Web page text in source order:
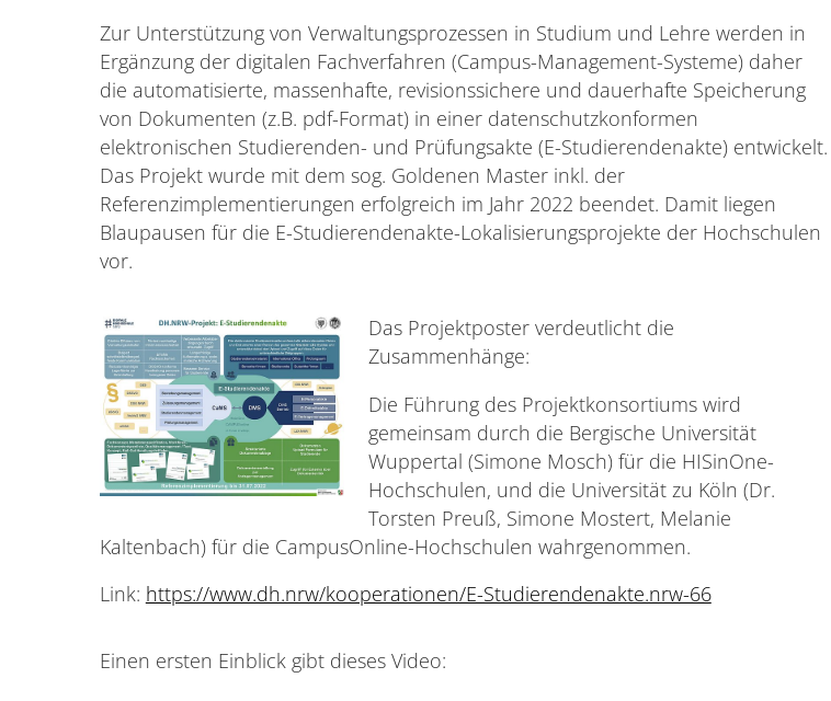
Zur Unterstützung von Verwaltungsprozessen in Studium und Lehre werden in
Ergänzung der digitalen Fachverfahren (Campus-Management-Systeme) daher
die automatisierte, massenhafte, revisionssichere und dauerhafte Speicherung
von Dokumenten (z.B. pdf-Format) in einer datenschutzkonformen
elektronischen Studierenden- und Prüfungsakte (E-Studierendenakte) entwickelt.
Das Projekt wurde mit dem sog. Goldenen Master inkl. der
Referenzimplementierungen erfolgreich im Jahr 2022 beendet. Damit liegen
Blaupausen für die E-Studierendenakte-Lokalisierungsprojekte der Hochschulen
vor.
Das Projektposter verdeutlicht die
Zusammenhänge:
Die Führung des Projektkonsortiums wird
gemeinsam durch die Bergische Universität
Wuppertal (Simone Mosch) für die HISinOne-
Hochschulen, und die Universität zu Köln (Dr.
Torsten Preuß, Simone Mostert, Melanie
Kaltenbach) für die CampusOnline-Hochschulen wahrgenommen.
Link: https://www.dh.nrw/kooperationen/E-Studierendenakte.nrw-66
Einen ersten Einblick gibt dieses Video: